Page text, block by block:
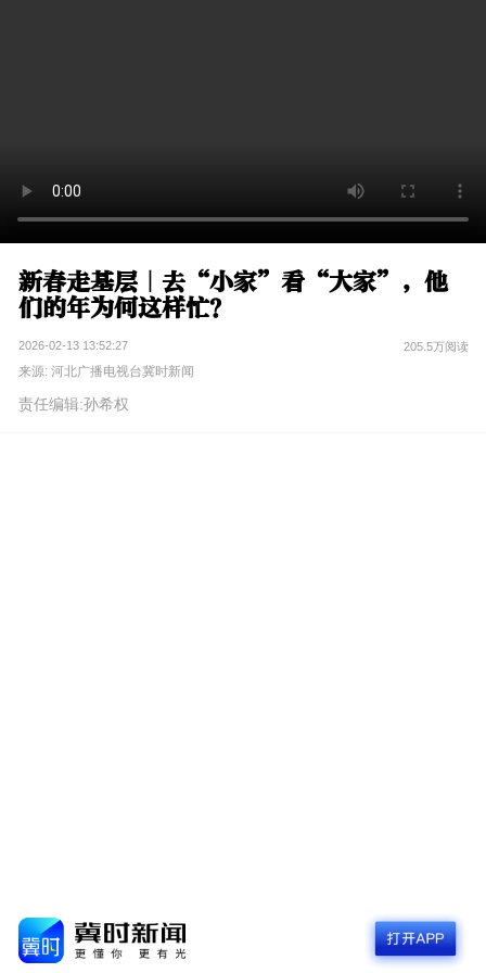
新春走基层｜去“小家”看“大家”，他
们的年为何这样忙？
2026-02-13 13:52:27 205.5万阅读
来源: 河北广播电视台冀时新闻
责任编辑:孙希权